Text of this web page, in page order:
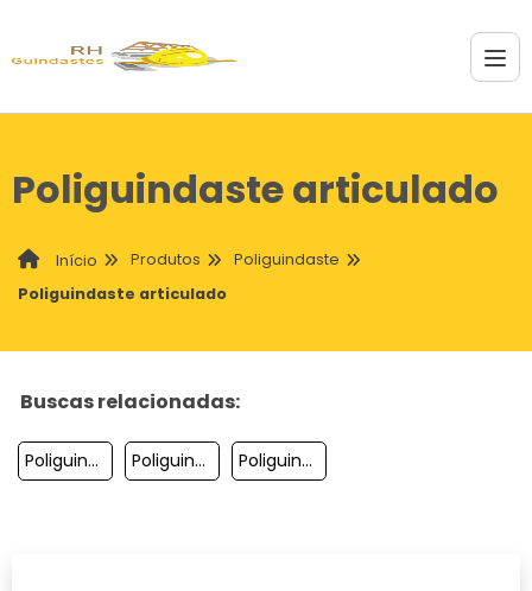
Poliguindaste articulado
Início Produtos
Poliguindaste
Poliguindaste articulado
Buscas relacionadas:
Poliguindaste A Venda Usado Poliguindaste Hidralfor Poliguindaste A Venda